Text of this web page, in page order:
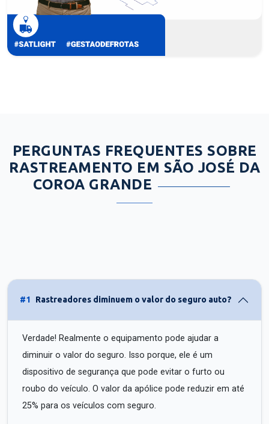
PERGUNTAS FREQUENTES SOBRE
RASTREAMENTO EM SÃO JOSÉ DA
COROA GRANDE
#1 Rastreadores diminuem o valor do seguro auto?
Verdade! Realmente o equipamento pode ajudar a
diminuir o valor do seguro. Isso porque, ele é um
dispositivo de segurança que pode evitar o furto ou
roubo do veículo. O valor da apólice pode reduzir em até
25% para os veículos com seguro.